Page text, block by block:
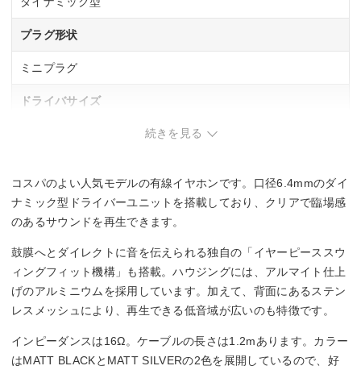
プラグ形状
ミニプラグ
ドライバサイズ
1.2 m
◯
リケーブル
続きを見る
コスパのよい人気モデルの有線イヤホンです。口径6.4mmのダイ
ナミック型ドライバーユニットを搭載しており、クリアで臨場感
のあるサウンドを再生できます。
鼓膜へとダイレクトに音を伝えられる独自の「イヤーピーススウ
ィングフィット機構」も搭載。ハウジングには、アルマイト仕上
げのアルミニウムを採用しています。加えて、背面にあるステン
レスメッシュにより、再生できる低音域が広いのも特徴です。
インピーダンスは16Ω。ケーブルの長さは1.2mあります。カラー
はMATT BLACKとMATT SILVERの2色を展開しているので、好